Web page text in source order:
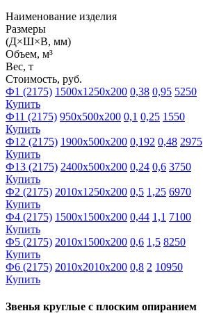
Наименование изделия
Размеры
(Д×Ш×В, мм)
Объем, м³
Вес, т
Стоимость, руб.
Ф1 (2175) 1500х1250х200 0,38 0,95 5250
Купить
Ф11 (2175) 950х500х200 0,1 0,25 1550
Купить
Ф12 (2175) 1900х500х200 0,192 0,48 2975
Купить
Ф13 (2175) 2400х500х200 0,24 0,6 3750
Купить
Ф2 (2175) 2010х1250х200 0,5 1,25 6970
Купить
Ф4 (2175) 1500х1500х200 0,44 1,1 7100
Купить
Ф5 (2175) 2010х1500х200 0,6 1,5 8250
Купить
Ф6 (2175) 2010х2010х200 0,8 2 10950
Купить
Звенья круглые с плоским опиранием